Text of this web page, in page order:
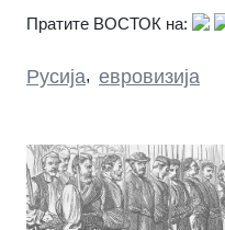
Пратите ВОСТОК на:
Русија, евровизија